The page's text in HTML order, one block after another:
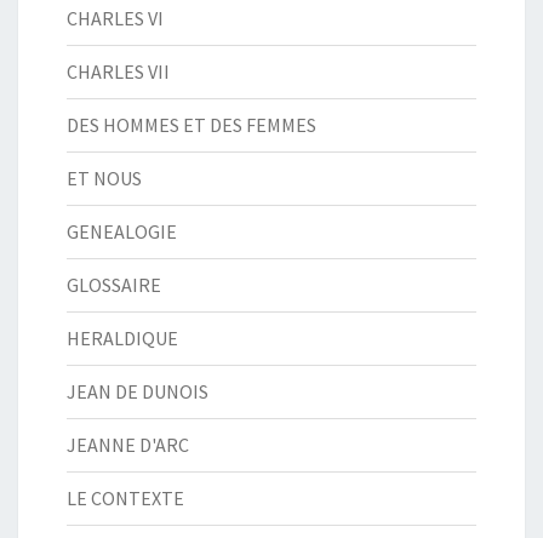
CHARLES VI
CHARLES VII
DES HOMMES ET DES FEMMES
ET NOUS
GENEALOGIE
GLOSSAIRE
HERALDIQUE
JEAN DE DUNOIS
JEANNE D'ARC
LE CONTEXTE